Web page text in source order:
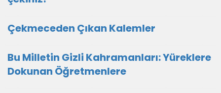
Çekmeceden Çıkan Kalemler
Bu Milletin Gizli Kahramanları: Yüreklere
Dokunan Öğretmenlere